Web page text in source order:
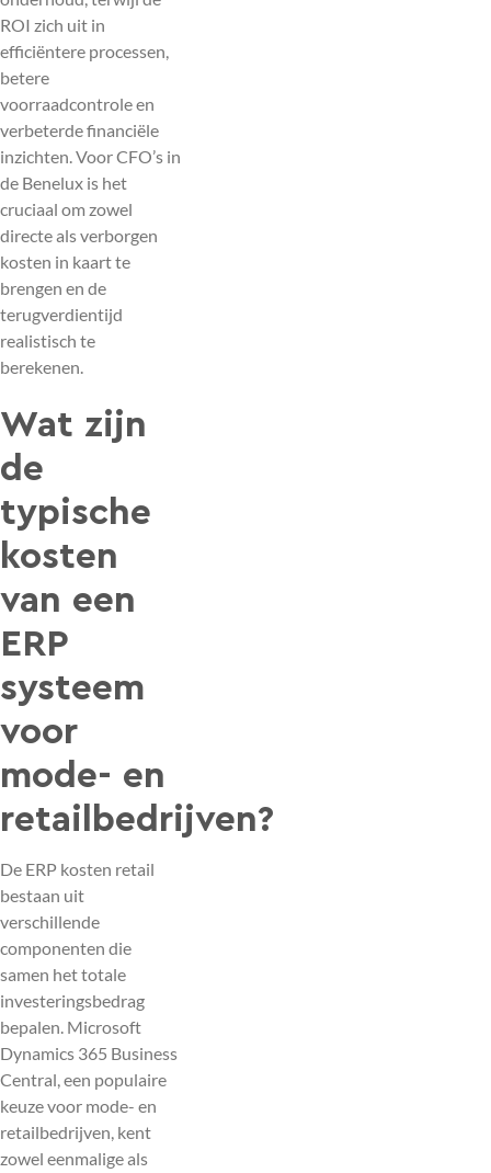
ROI zich uit in
efficiëntere processen,
betere
voorraadcontrole en
verbeterde financiële
inzichten. Voor CFO’s in
de Benelux is het
cruciaal om zowel
directe als verborgen
kosten in kaart te
brengen en de
terugverdientijd
realistisch te
berekenen.
Wat zijn
de
typische
kosten
van een
ERP
systeem
voor
mode- en
retailbedrijven?
De ERP kosten retail
bestaan uit
verschillende
componenten die
samen het totale
investeringsbedrag
bepalen. Microsoft
Dynamics 365 Business
Central, een populaire
keuze voor mode- en
retailbedrijven, kent
zowel eenmalige als